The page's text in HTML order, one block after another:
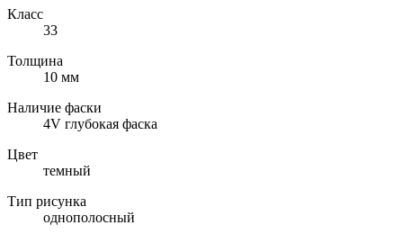
Класс
33
Толщина
10 мм
Наличие фаски
4V глубокая фаска
Цвет
темный
Тип рисунка
однополосный